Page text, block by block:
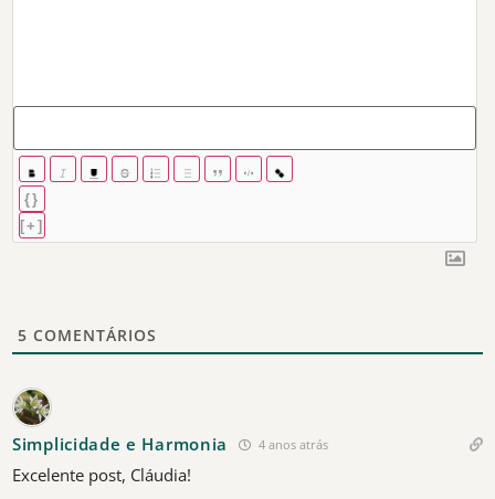
{}
[+]
5 COMENTÁRIOS
Simplicidade e Harmonia 4 anos atrás
Excelente post, Cláudia!